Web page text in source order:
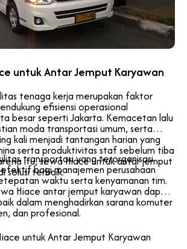
untuk Antar Jemput Karyawan
tenaga kerja merupakan faktor
efisiensi operasional
besar seperti Jakarta. Kemacetan lalu
moda transportasi umum, serta
kali menjadi tantangan harian yang
serta produktivitas staf sebelum tiba
itu, sewa Hiace untuk antar jemput
solusi terbaik.
transportasi yang terorganisasi
bagi manajemen perusahaan
waktu serta kenyamanan tim.
Hiace antar jemput karyawan dapat
dalam menghadirkan sarana komuter
dan profesional.
untuk Antar Jemput Karyawan